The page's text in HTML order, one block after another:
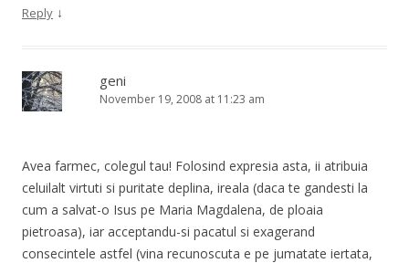
Reply ↓
geni
November 19, 2008 at 11:23 am
Avea farmec, colegul tau! Folosind expresia asta, ii atribuia
celuilalt virtuti si puritate deplina, ireala (daca te gandesti la
cum a salvat-o Isus pe Maria Magdalena, de ploaia
pietroasa), iar acceptandu-si pacatul si exagerand
consecintele astfel (vina recunoscuta e pe jumatate iertata,